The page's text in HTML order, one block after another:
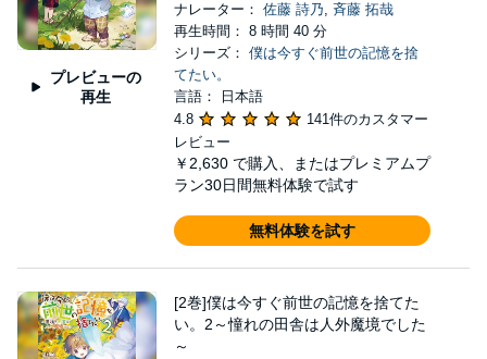
プレビューの
再生
ナレーター： 佐藤 詩乃, 斉藤 拓哉
再生時間： 8 時間 40 分
シリーズ： 僕は今すぐ前世の記憶を捨
てたい。
言語： 日本語
4.8
141件のカスタマー
レビュー
￥2,630 で購入、またはプレミアムプ
ラン30日間無料体験で試す
無料体験を試す
[2巻]僕は今すぐ前世の記憶を捨てた
い。2～憧れの田舎は人外魔境でした
～